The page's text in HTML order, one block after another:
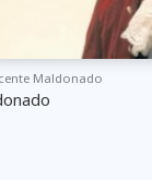
Maldonado